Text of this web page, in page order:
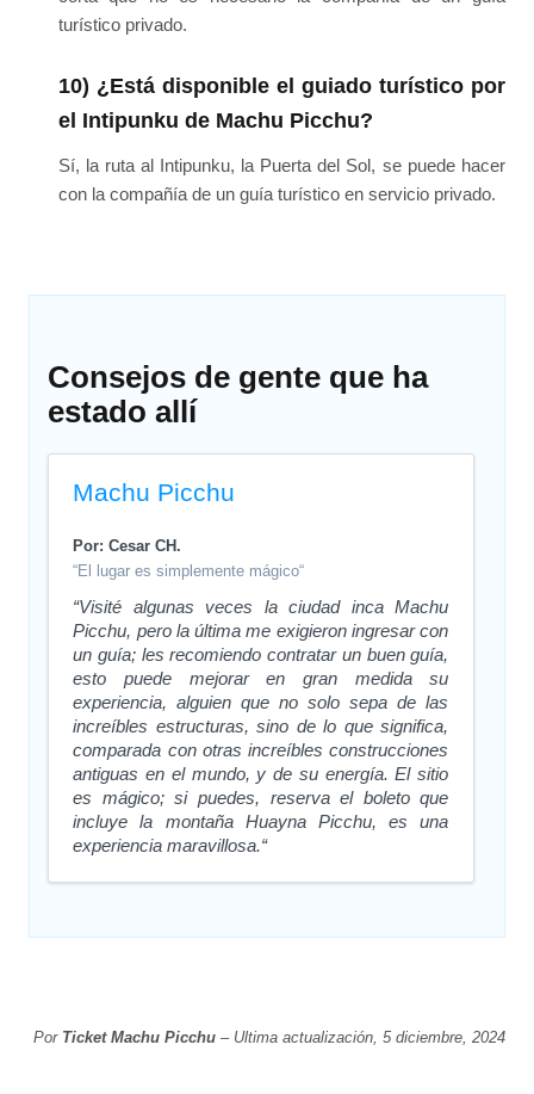
turístico privado.
10) ¿Está disponible el guiado turístico por
el Intipunku de Machu Picchu?
Sí, la ruta al Intipunku, la Puerta del Sol, se puede hacer
con la compañía de un guía turístico en servicio privado.
Consejos de gente que ha
estado allí
Machu Picchu
Por: Cesar CH.
“El lugar es simplemente mágico“
“Visité algunas veces la ciudad inca Machu
Picchu, pero la última me exigieron ingresar con
un guía; les recomiendo contratar un buen guía,
esto puede mejorar en gran medida su
experiencia, alguien que no solo sepa de las
increíbles estructuras, sino de lo que significa,
comparada con otras increíbles construcciones
antiguas en el mundo, y de su energía. El sitio
es mágico; si puedes, reserva el boleto que
incluye la montaña Huayna Picchu, es una
experiencia maravillosa.“
Por Ticket Machu Picchu– Ultima actualización, 5 diciembre, 2024